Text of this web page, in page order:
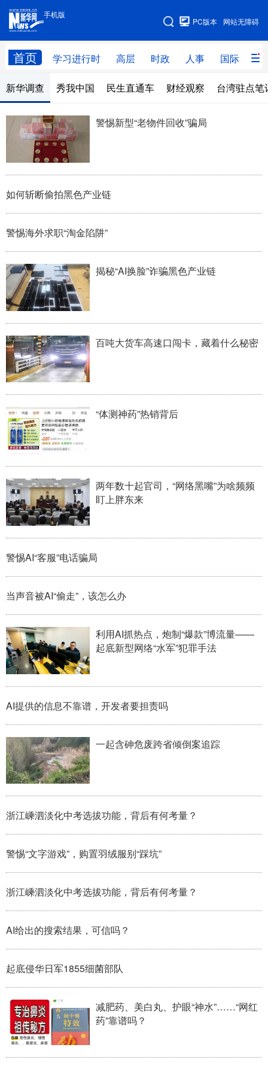
手机版
网站无障碍
PC版本
首页 学习进行时 高层 时政 人事 国际 财
手机版
网站地图
学习进行时 高层 时政 人事
国际
台湾
科技
文化 书画
访谈 视频 图片 政务
法律 中央文件
食品 人居 信息化 数字经济
学术中国
彩票 娱乐 时尚 悦读
公益 一带一路
文化产业
地方频道
北京 天津 河北 山西
辽宁 吉林 上海 江苏
浙江
山东 河南 湖北 湖南
广东 广西
四川 贵州
陕西 甘肃 青海 宁夏
新疆 内蒙古 黑龙江
多语种频道
English Español Français
Русский язык 日本語 한국어
Deutsch Português
新华调查 秀我中国 民生直通车 财经观察 台湾驻点笔
警惕新型“老物件回收”骗局
如何斩断偷拍黑色产业链
警惕海外求职“淘金陷阱”
揭秘“AI换脸”诈骗黑色产业链
百吨大货车高速口闯卡，藏着什么秘密
“体测神药”热销背后
两年数十起官司，“网络黑嘴”为啥频频
盯上胖东来
警惕AI“客服”电话骗局
当声音被AI“偷走”，该怎么办
利用AI抓热点，炮制“爆款”博流量——
起底新型网络“水军”犯罪手法
AI提供的信息不靠谱，开发者要担责吗
一起含砷危废跨省倾倒案追踪
浙江嵊泗淡化中考选拔功能，背后有何考量？
警惕“文字游戏”，购置羽绒服别“踩坑”
浙江嵊泗淡化中考选拔功能，背后有何考量？
AI给出的搜索结果，可信吗？
起底侵华日军1855细菌部队
减肥药、美白丸、护眼“神水”……“网红
药”靠谱吗？